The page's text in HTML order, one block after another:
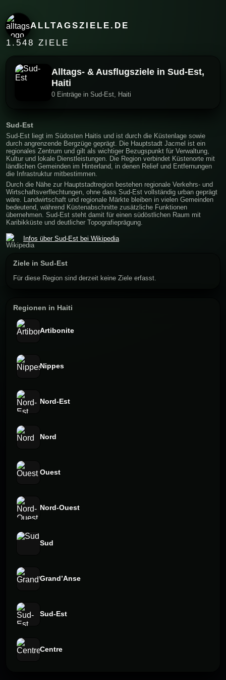
ALLTAGSZIELE.DE
1.548 ZIELE
Alltags- & Ausflugsziele in Sud-Est,
Haiti
0 Einträge in Sud-Est, Haiti
Sud-Est
Sud-Est liegt im Südosten Haitis und ist durch die Küstenlage sowie
durch angrenzende Bergzüge geprägt. Die Hauptstadt Jacmel ist ein
regionales Zentrum und gilt als wichtiger Bezugspunkt für Verwaltung,
Kultur und lokale Dienstleistungen. Die Region verbindet Küstenorte mit
ländlichen Gemeinden im Hinterland, in denen Relief und Entfernungen
die Infrastruktur mitbestimmen.
Durch die Nähe zur Hauptstadtregion bestehen regionale Verkehrs- und
Wirtschaftsverflechtungen, ohne dass Sud-Est vollständig urban geprägt
wäre. Landwirtschaft und regionale Märkte bleiben in vielen Gemeinden
bedeutend, während Küstenabschnitte zusätzliche Funktionen
übernehmen. Sud-Est steht damit für einen südöstlichen Raum mit
Karibikküste und deutlicher Topografieprägung.
Infos über Sud-Est bei Wikipedia
Ziele in Sud-Est
Für diese Region sind derzeit keine Ziele erfasst.
Regionen in Haiti
Artibonite
Nippes
Nord-Est
Nord
Ouest
Nord-Ouest
Sud
Grand’Anse
Sud-Est
Centre